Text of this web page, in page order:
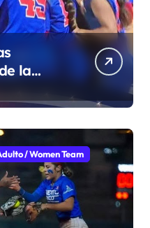
la
/ Women Team